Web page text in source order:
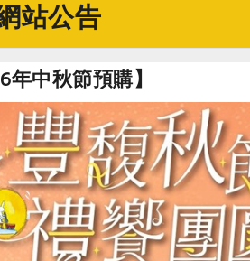
豆、綠茶粉、碘鹽
站公告
年中秋節預購】